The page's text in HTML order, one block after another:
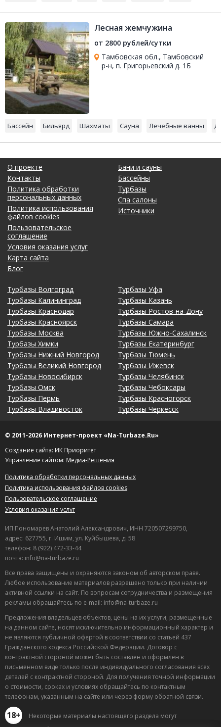
Лесная жемчужина
от 2800 рублей/сутки
Тамбовская обл., Тамбовский
р-н, п. Григорьевский д. 1Б
Бассейн Бильярд Шахматы Сауна Лечебные ванны
О проекте
Контакты
Политика обработки
персональных данных
Политика использования
файлов cookies
Пользовательское
соглашение
Условия оказания услуг
Карта сайта
Блог
Бани и сауны
Бассейны
Турбазы
Спа салоны
Источники
Турбазы Волгоград
Турбазы Калининград
Турбазы Краснодар
Турбазы Красноярск
Турбазы Москва
Турбазы Химки
Турбазы Нижний Новгород
Турбазы Великий Новгород
Турбазы Новосибирск
Турбазы Омск
Турбазы Пермь
Турбазы Владивосток
Турбазы Уфа
Турбазы Казань
Турбазы Ростов-на-Дону
Турбазы Самара
Турбазы Южно-Сахалинск
Турбазы Екатеринбург
Турбазы Тюмень
Турбазы Ижевск
Турбазы Челябинск
Турбазы Чебоксары
Турбазы Красногорск
Турбазы Черкесск
© 2011-2026 Интернет-проект «Na-Turbaze.Ru»
Создание сайта: ИК Приоритет
Управление сайтом: Медиа-Решения
Политика обработки персональных данных
Политика использования файлов cookies
Пользовательское соглашение
Условия оказания услуг
ИП Пономарев Анатолий Александрович, ИНН 720507299750,
адрес: 627755, г. Ишим, ул. Куйбышева, д. 58
телефон: 8 (922) 472-33-44
почта: info@na-turbaze.ru
Все права защищены и охраняются законом об авторском праве.
Любое использование материалов разрешено только при наличии
активной ссылки на сайт. По вопросам сотрудничества и размещения
рекламы обращайтесь по e-mail: info@na-turbaze.ru
Предложения владельцев объектов, цены на их услуги, размещенные
на данном сайте, носят исключительно информационный характер и
не являются публичной офертой в соответствии со статьей 437
Гражданского кодекса Российской Федерации. Договор с
контрактной стороной может быть составлен и оформлен в
письменном виде только после индивидуального согласования всех
деталей с контрактной стороной. Для получения точной информации
о стоимости, сроках и условиях обращайтесь по контактным
телефонам, указанным на сайте или через форму обратной связи.
18+
Некоторые материалы настоящего раздела могут